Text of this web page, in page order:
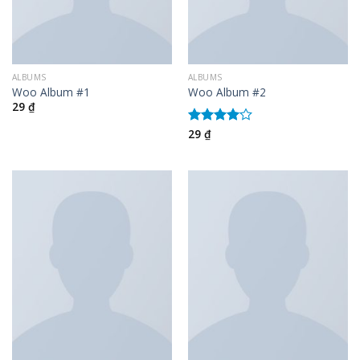
ALBUMS
Woo Album #1
29 ₫
ALBUMS
Woo Album #2
Được
sao
29 ₫